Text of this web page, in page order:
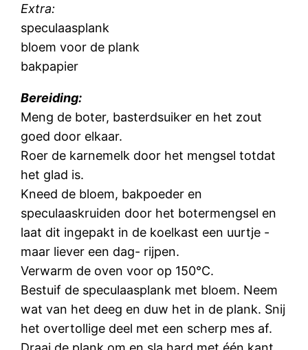
Extra:
speculaasplank
bloem voor de plank
bakpapier
Bereiding:
Meng de boter, basterdsuiker en het zout
goed door elkaar.
Roer de karnemelk door het mengsel totdat
het glad is.
Kneed de bloem, bakpoeder en
speculaaskruiden door het botermengsel en
laat dit ingepakt in de koelkast een uurtje -
maar liever een dag- rijpen.
Verwarm de oven voor op 150°C.
Bestuif de speculaasplank met bloem. Neem
wat van het deeg en duw het in de plank. Snij
het overtollige deel met een scherp mes af.